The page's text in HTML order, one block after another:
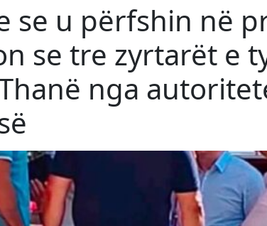
se u përfshin në
se tre zyrtarët e
nga